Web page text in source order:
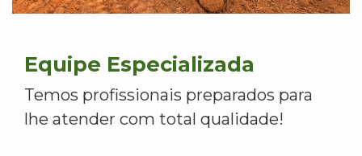
Equipe Especializada
Temos profissionais preparados para
lhe atender com total qualidade!